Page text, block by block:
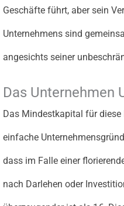
Geschäfte führt, aber sein
Unternehmens sind
angesichts seiner
Das Unternehmen
Das Mindestkapital für
einfache
dass im Falle einer
nach Darlehen oder